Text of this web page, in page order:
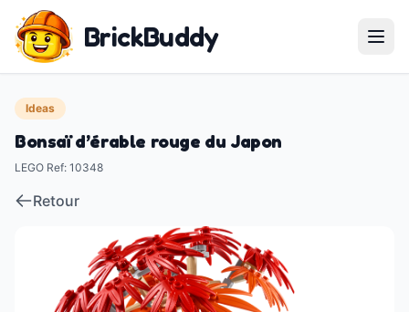
BrickBuddy
Ideas
Bonsaï d’érable rouge du Japon
LEGO Ref: 10348
Retour